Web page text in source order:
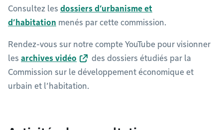
Consultez les dossiers d’urbanisme et
d’habitation menés par cette commission.
Rendez-vous sur notre compte YouTube pour visionner
les archives vidéo
des dossiers étudiés par la
Commission sur le développement économique et
urbain et l’habitation.